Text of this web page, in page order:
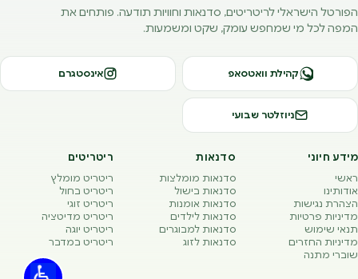
הפורטל הישראלי לריטריטים, סדנאות וחוויות תודעה. פותחים את
המפה לכל מי שמחפש עומק, שקט ומשמעות.
קהילת וואטסאפ אינסטגרם
ניוזלטר שבועי
מידע חיוני
ראשי
אודותינו
הצהרת נגישות
מדיניות פרטיות
תנאי שימוש
מדיניות החזרים
שוברי מתנה
סדנאות
סדנאות מומלצות
סדנאות בישול
סדנאות אומנות
סדנאות לילדים
סדנאות למבוגרים
סדנאות לזוג
ריטריטים
ריטריט מומלץ
ריטריט בחול
ריטריט זוגי
ריטריט מדיטציה
ריטריט יוגה
ריטריט במדבר